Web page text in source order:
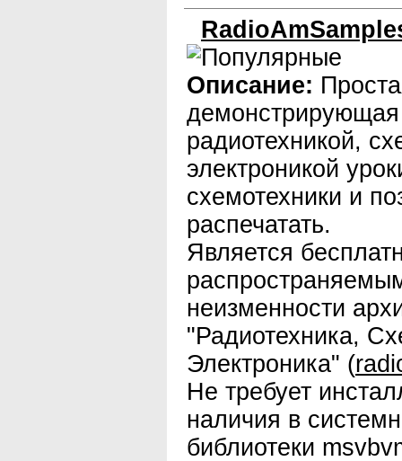
Описание:
радиотехникой,
электроникой
схемотехники и
распечатать.
Является
неизменности
"Радиотехника,
Электроника" (
Не требует
наличия в
библиотеки